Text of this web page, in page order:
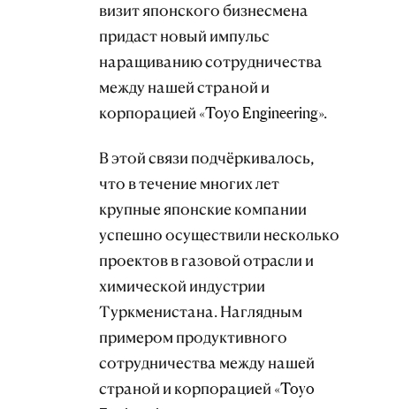
визит японского бизнесмена
придаст новый импульс
наращиванию сотрудничества
между нашей страной и
корпорацией «Toyo Engineering».
В этой связи подчёркивалось,
что в течение многих лет
крупные японские компании
успешно осуществили несколько
проектов в газовой отрасли и
химической индустрии
Туркменистана. Наглядным
примером продуктивного
сотрудничества между нашей
страной и корпорацией «Toyo